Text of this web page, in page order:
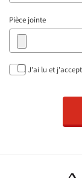
Pièce jointe
J'ai lu et